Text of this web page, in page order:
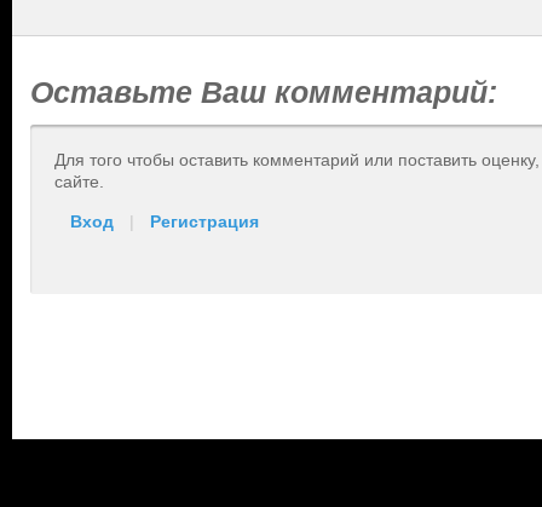
Оставьте Ваш комментарий:
Для того чтобы оставить комментарий или поставить
сайте.
Вход | Регистрация